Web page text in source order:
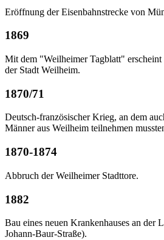
Eröffnung der Eisenbahnstrecke von
1869
Mit dem "Weilheimer Tagblatt" erscheint
der Stadt Weilheim.
1870/71
Deutsch-französischer Krieg, an dem
Männer aus Weilheim teilnehmen
1870-1874
Abbruch der Weilheimer Stadttore.
1882
Bau eines neuen Krankenhauses an der
Johann-Baur-Straße).